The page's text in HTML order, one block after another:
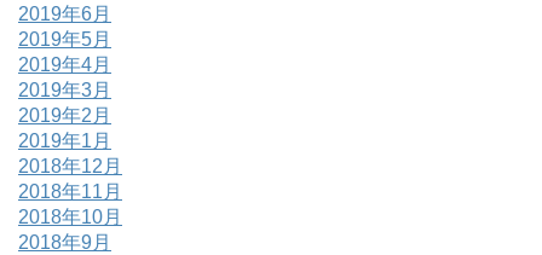
2019年6月
2019年5月
2019年4月
2019年3月
2019年2月
2019年1月
2018年12月
2018年11月
2018年10月
2018年9月